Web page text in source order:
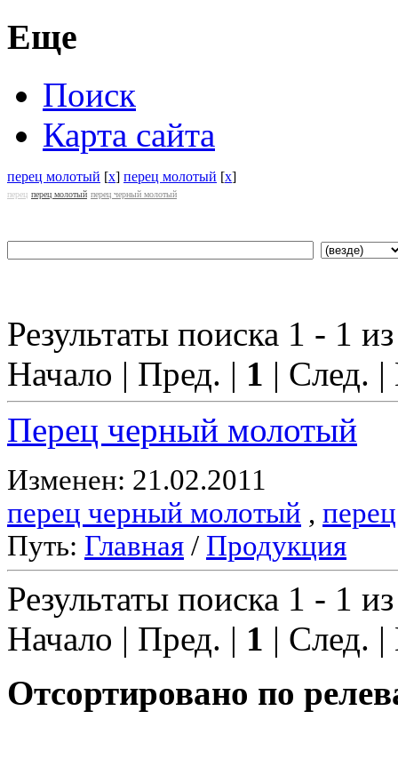
Еще
Поиск
Карта сайта
перец молотый [x] перец молотый [x]
перец перец молотый перец черный молотый
Результаты поиска 1 - 1
Начало | Пред. | 1 | След.
Перец черный молотый
Изменен: 21.02.2011
перец черный молотый , перец
Путь: Главная / Продукция
Результаты поиска 1 - 1
Начало | Пред. | 1 | След.
Отсортировано по